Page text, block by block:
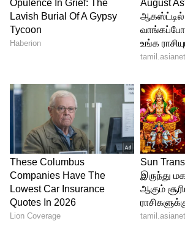
ஓட்டை போடுவதைத்
5
Image Credit :Getty
தடிமனான பின்னுக்கு 'நோ'
பல வருடங்களாக பாக்ஸில்